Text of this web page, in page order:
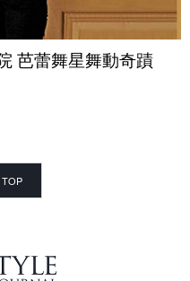
芭蕾舞星舞動奇蹟